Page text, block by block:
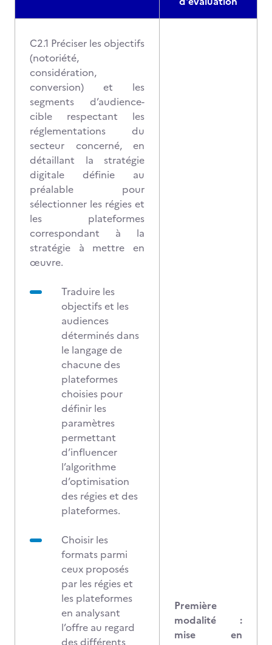
C2.1 Préciser les objectifs
(notoriété,
considération,
conversion) et les
segments d’audience-
cible respectant les
réglementations du
secteur concerné, en
détaillant la stratégie
digitale définie au
préalable pour
sélectionner les régies et
les plateformes
correspondant à la
stratégie à mettre en
œuvre.
Traduire les
objectifs et les
audiences
déterminés dans
le langage de
chacune des
plateformes
choisies pour
définir les
paramètres
permettant
d’influencer
l’algorithme
d’optimisation
des régies et des
plateformes.
Choisir les
formats parmi
ceux proposés
par les régies et
les plateformes
en analysant
l’offre au regard
des différents
Première
modalité :
mise en